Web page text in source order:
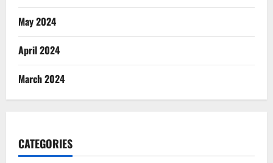
May 2024
April 2024
March 2024
CATEGORIES